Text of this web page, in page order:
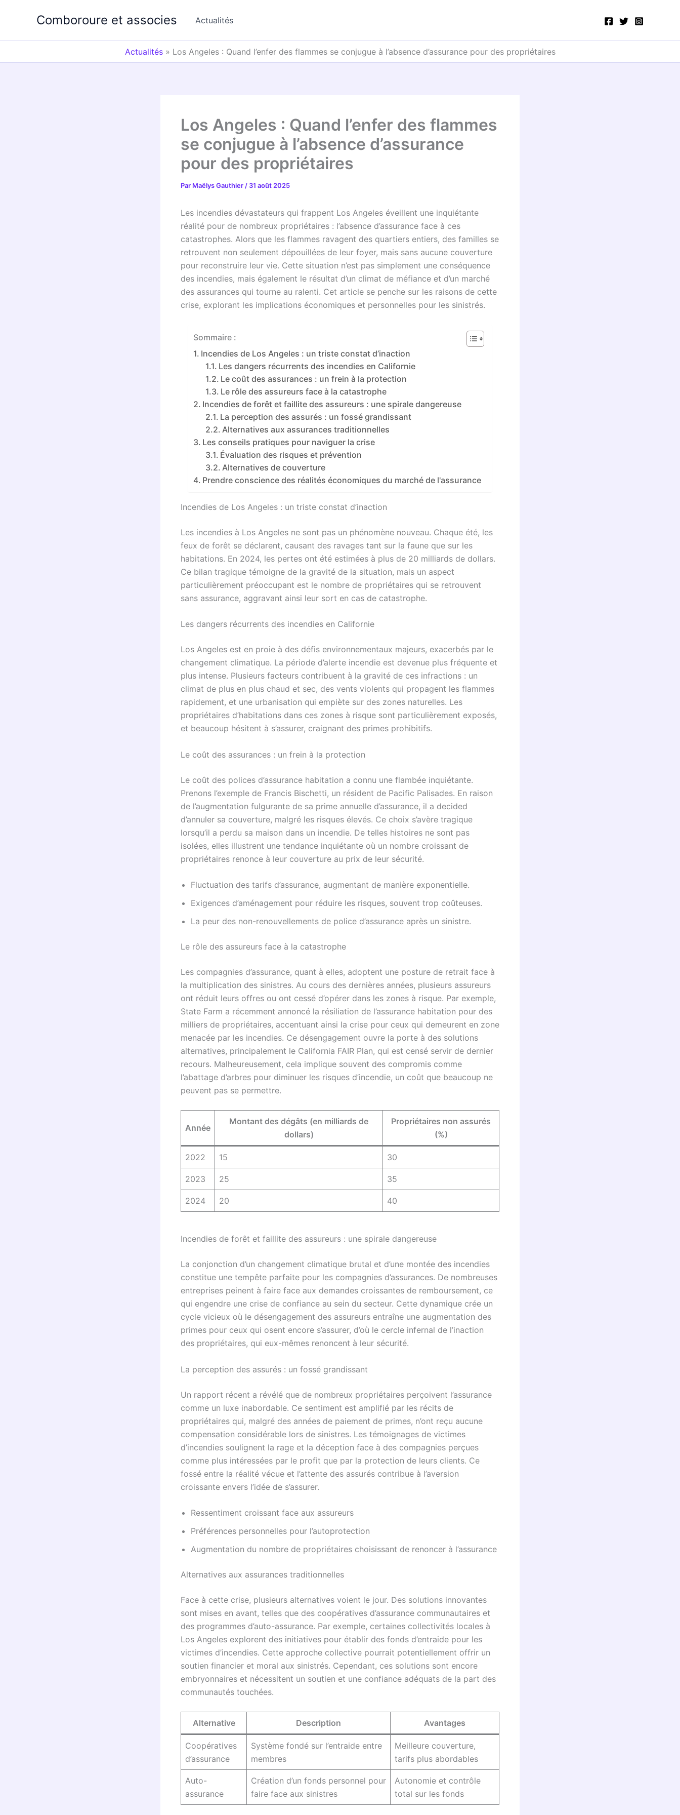
Comboroure et associes Actualités
Actualités» Los Angeles : Quand l’enfer des flammes se conjugue à l’absence d’assurance pour des propriétaires
Los Angeles : Quand l’enfer des flammes
se conjugue à l’absence d’assurance
pour des propriétaires
Par Maëlys Gauthier / 31 août 2025
Les incendies dévastateurs qui frappent Los Angeles éveillent une inquiétante
réalité pour de nombreux propriétaires : l’absence d’assurance face à ces
catastrophes. Alors que les flammes ravagent des quartiers entiers, des familles se
retrouvent non seulement dépouillées de leur foyer, mais sans aucune couverture
pour reconstruire leur vie. Cette situation n’est pas simplement une conséquence
des incendies, mais également le résultat d’un climat de méfiance et d’un marché
des assurances qui tourne au ralenti. Cet article se penche sur les raisons de cette
crise, explorant les implications économiques et personnelles pour les sinistrés.
Sommaire :
Incendies de Los Angeles : un triste constat d’inaction
Les dangers récurrents des incendies en Californie
Le coût des assurances : un frein à la protection
Le rôle des assureurs face à la catastrophe
Incendies de forêt et faillite des assureurs : une spirale dangereuse
La perception des assurés : un fossé grandissant
Alternatives aux assurances traditionnelles
Les conseils pratiques pour naviguer la crise
Évaluation des risques et prévention
Alternatives de couverture
Prendre conscience des réalités économiques du marché de l'assurance
Incendies de Los Angeles : un triste constat d’inaction
Les incendies à Los Angeles ne sont pas un phénomène nouveau. Chaque été, les
feux de forêt se déclarent, causant des ravages tant sur la faune que sur les
habitations. En 2024, les pertes ont été estimées à plus de 20 milliards de dollars.
Ce bilan tragique témoigne de la gravité de la situation, mais un aspect
particulièrement préoccupant est le nombre de propriétaires qui se retrouvent
sans assurance, aggravant ainsi leur sort en cas de catastrophe.
Les dangers récurrents des incendies en Californie
Los Angeles est en proie à des défis environnementaux majeurs, exacerbés par le
changement climatique. La période d’alerte incendie est devenue plus fréquente et
plus intense. Plusieurs facteurs contribuent à la gravité de ces infractions : un
climat de plus en plus chaud et sec, des vents violents qui propagent les flammes
rapidement, et une urbanisation qui empiète sur des zones naturelles. Les
propriétaires d’habitations dans ces zones à risque sont particulièrement exposés,
et beaucoup hésitent à s’assurer, craignant des primes prohibitifs.
Le coût des assurances : un frein à la protection
Le coût des polices d’assurance habitation a connu une flambée inquiétante.
Prenons l’exemple de Francis Bischetti, un résident de Pacific Palisades. En raison
de l’augmentation fulgurante de sa prime annuelle d’assurance, il a decided
d’annuler sa couverture, malgré les risques élevés. Ce choix s’avère tragique
lorsqu’il a perdu sa maison dans un incendie. De telles histoires ne sont pas
isolées, elles illustrent une tendance inquiétante où un nombre croissant de
propriétaires renonce à leur couverture au prix de leur sécurité.
Fluctuation des tarifs d’assurance, augmentant de manière exponentielle.
Exigences d’aménagement pour réduire les risques, souvent trop coûteuses.
La peur des non-renouvellements de police d’assurance après un sinistre.
Le rôle des assureurs face à la catastrophe
Les compagnies d’assurance, quant à elles, adoptent une posture de retrait face à
la multiplication des sinistres. Au cours des dernières années, plusieurs assureurs
ont réduit leurs offres ou ont cessé d’opérer dans les zones à risque. Par exemple,
State Farm a récemment annoncé la résiliation de l’assurance habitation pour des
milliers de propriétaires, accentuant ainsi la crise pour ceux qui demeurent en zone
menacée par les incendies. Ce désengagement ouvre la porte à des solutions
alternatives, principalement le California FAIR Plan, qui est censé servir de dernier
recours. Malheureusement, cela implique souvent des compromis comme
l’abattage d’arbres pour diminuer les risques d’incendie, un coût que beaucoup ne
peuvent pas se permettre.
Année
Montant des dégâts (en milliards de
dollars)
Propriétaires non assurés
(%)
2022 15 30
2023 25 35
2024 20 40
Incendies de forêt et faillite des assureurs : une spirale dangereuse
La conjonction d’un changement climatique brutal et d’une montée des incendies
constitue une tempête parfaite pour les compagnies d’assurances. De nombreuses
entreprises peinent à faire face aux demandes croissantes de remboursement, ce
qui engendre une crise de confiance au sein du secteur. Cette dynamique crée un
cycle vicieux où le désengagement des assureurs entraîne une augmentation des
primes pour ceux qui osent encore s’assurer, d’où le cercle infernal de l’inaction
des propriétaires, qui eux-mêmes renoncent à leur sécurité.
La perception des assurés : un fossé grandissant
Un rapport récent a révélé que de nombreux propriétaires perçoivent l’assurance
comme un luxe inabordable. Ce sentiment est amplifié par les récits de
propriétaires qui, malgré des années de paiement de primes, n’ont reçu aucune
compensation considérable lors de sinistres. Les témoignages de victimes
d’incendies soulignent la rage et la déception face à des compagnies perçues
comme plus intéressées par le profit que par la protection de leurs clients. Ce
fossé entre la réalité vécue et l’attente des assurés contribue à l’aversion
croissante envers l’idée de s’assurer.
Ressentiment croissant face aux assureurs
Préférences personnelles pour l’autoprotection
Augmentation du nombre de propriétaires choisissant de renoncer à l’assurance
Alternatives aux assurances traditionnelles
Face à cette crise, plusieurs alternatives voient le jour. Des solutions innovantes
sont mises en avant, telles que des coopératives d’assurance communautaires et
des programmes d’auto-assurance. Par exemple, certaines collectivités locales à
Los Angeles explorent des initiatives pour établir des fonds d’entraide pour les
victimes d’incendies. Cette approche collective pourrait potentiellement offrir un
soutien financier et moral aux sinistrés. Cependant, ces solutions sont encore
embryonnaires et nécessitent un soutien et une confiance adéquats de la part des
communautés touchées.
Alternative Description Avantages
Coopératives
d’assurance
Système fondé sur l’entraide entre
membres
Meilleure couverture,
tarifs plus abordables
Auto-
assurance
Création d’un fonds personnel pour
faire face aux sinistres
Autonomie et contrôle
total sur les fonds